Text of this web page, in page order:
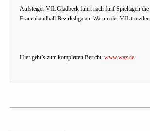
Aufsteiger VfL Gladbeck führt nach fünf Spieltagen die
Frauenhandball-Bezirksliga an. Warum der VfL
Hier geht’s zum kompletten Bericht: www.waz.de